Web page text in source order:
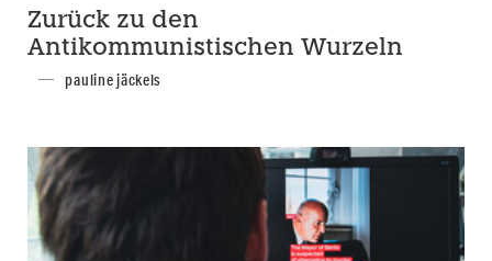
Zurück zu den
Antikommunistischen Wurzeln
pauline jäckels